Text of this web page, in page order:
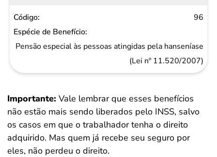
96
Pensão especial às pessoas atingidas pela hanseníase
(Lei nº 11.520/2007)
Importante: Vale lembrar que esses benefícios
não estão mais sendo liberados pelo INSS, salvo
os casos em que o trabalhador tenha o direito
adquirido. Mas quem já recebe seu seguro por
eles, não perdeu o direito.